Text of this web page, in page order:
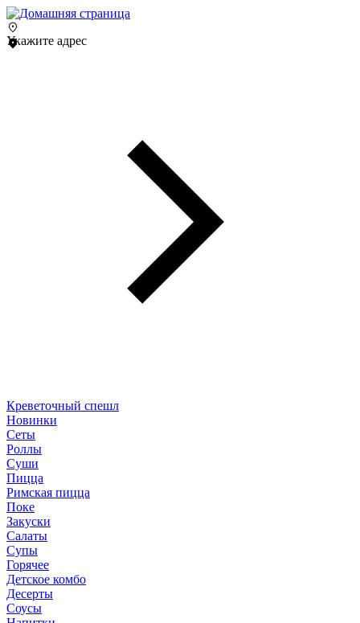
Укажите адрес
Креветочный спешл
Новинки
Сеты
Роллы
Суши
Пицца
Римская пицца
Поке
Закуски
Салаты
Супы
Горячее
Детское комбо
Десерты
Соусы